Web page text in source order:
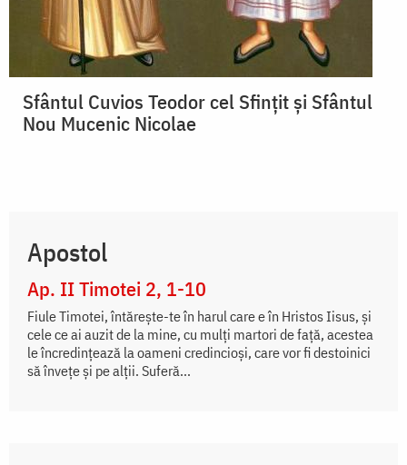
Sfântul Cuvios Teodor cel Sfințit și Sfântul
Nou Mucenic Nicolae
Apostol
Ap. II Timotei 2, 1-10
Fiule Timotei, întăreşte-te în harul care e în Hristos Iisus, şi
cele ce ai auzit de la mine, cu mulţi martori de faţă, acestea
le încredinţează la oameni credincioşi, care vor fi destoinici
să înveţe şi pe alţii. Suferă...